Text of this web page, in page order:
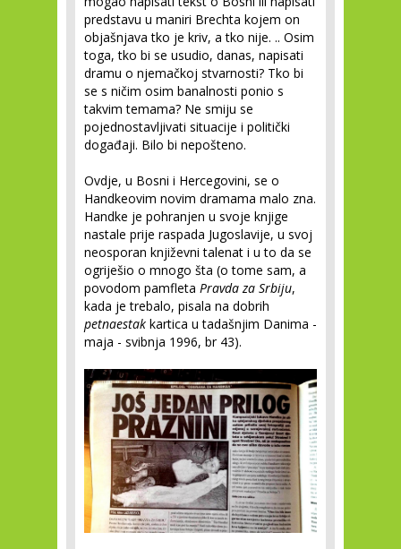
predstavu u maniri Brechta kojem on
objašnjava tko je kriv, a tko nije. .. Osim
toga, tko bi se usudio, danas, napisati
dramu o njemačkoj stvarnosti? Tko bi
se s ničim osim banalnosti ponio s
takvim temama? Ne smiju se
pojednostavljivati situacije i politički
događaji. Bilo bi nepošteno.
Ovdje, u Bosni i Hercegovini, se o
Handkeovim novim dramama malo zna.
Handke je pohranjen u svoje knjige
nastale prije raspada Jugoslavije, u svoj
neosporan književni talenat i u to da se
ogriješio o mnogo šta (o tome sam, a
povodom pamfleta Pravda za Srbiju,
kada je trebalo, pisala na dobrih
petnaestak kartica u tadašnjim Danima -
maja - svibnja 1996, br 43).